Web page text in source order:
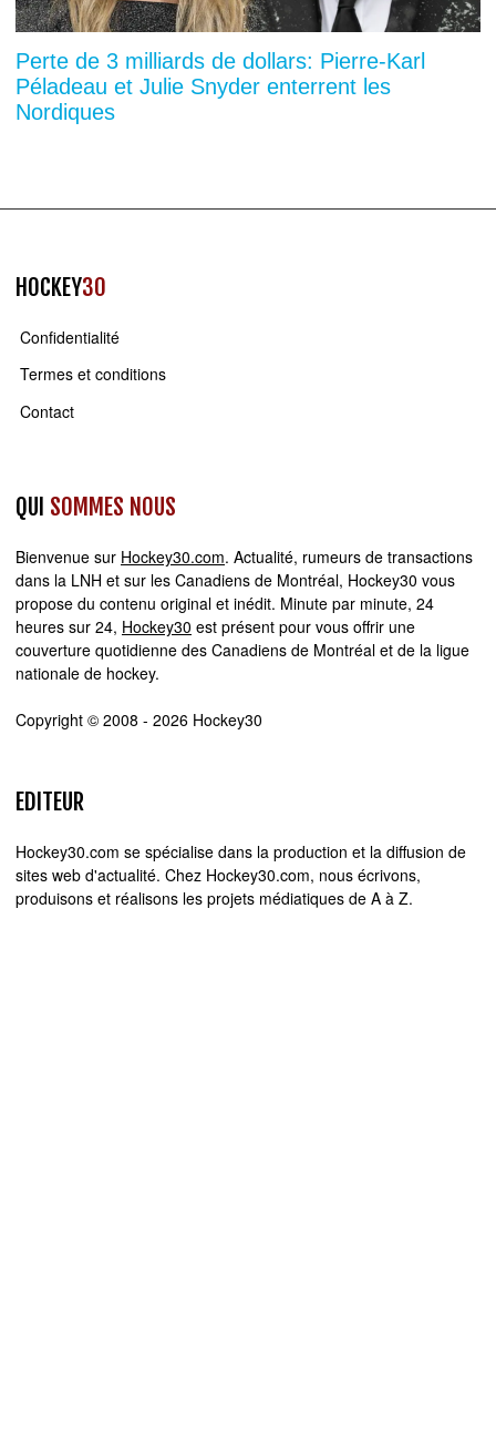
Perte de 3 milliards de dollars: Pierre-Karl
Péladeau et Julie Snyder enterrent les
Nordiques
HOCKEY30
Confidentialité
Termes et conditions
Contact
QUI SOMMES NOUS
Bienvenue sur Hockey30.com. Actualité, rumeurs de transactions
dans la LNH et sur les Canadiens de Montréal, Hockey30 vous
propose du contenu original et inédit. Minute par minute, 24
heures sur 24, Hockey30 est présent pour vous offrir une
couverture quotidienne des Canadiens de Montréal et de la ligue
nationale de hockey.
Copyright © 2008 - 2026 Hockey30
EDITEUR
Hockey30.com se spécialise dans la production et la diffusion de
sites web d'actualité. Chez Hockey30.com, nous écrivons,
produisons et réalisons les projets médiatiques de A à Z.